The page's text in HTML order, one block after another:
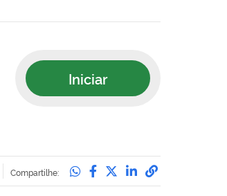
Iniciar
Imprimir
Compartilhe: Compartilhe no
Compartilhe no
Compartilhe no
Compartilhe